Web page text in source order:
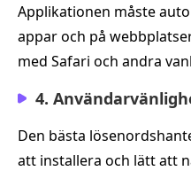
Applikationen måste
appar och på
med Safari och andra
4.
Den bästa
att installera och lätt att